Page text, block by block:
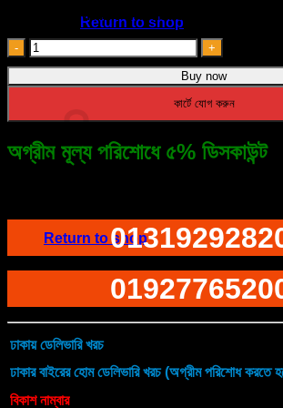
Return to shop
Return to shop
৳ 450.00.৳ 270.00.
Oil-Frying Multi-Functional
2In1
Stainless
with
Clip
quantity
কার্টে যোগ করুন
Buy now
অগ্রীম মূল্য পরিশোধে ৫% ডিসকাউন্ট
ঢাকায় ডেলিভারি খরচ
ঢাকার বাইরের হোম ডেলিভারি খরচ (অগ্রীম পরিশোধ করতে
বিকাশ নাম্বার